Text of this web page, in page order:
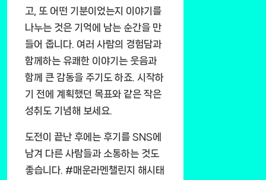
고, 또 어떤 기분이었는지 이야기를
나누는 것은 기억에 남는 순간을 만
들어 줍니다. 여러 사람의 경험담과
함께하는 유쾌한 이야기는 웃음과
함께 큰 감동을 주기도 하죠. 시작하
기 전에 계획했던 목표와 같은 작은
성취도 기념해 보세요.
도전이 끝난 후에는 후기를 SNS에
남겨 다른 사람들과 소통하는 것도
좋습니다. #매운라멘챌린지 해시태